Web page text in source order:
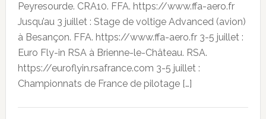
Peyresourde. CRA10. FFA. https://www.ffa-aero.fr
Jusqu’au 3 juillet : Stage de voltige Advanced (avion)
à Besançon. FFA. https://www.ffa-aero.fr 3-5 juillet :
Euro Fly-in RSA à Brienne-le-Château. RSA.
https://euroflyin.rsafrance.com 3-5 juillet :
Championnats de France de pilotage […]